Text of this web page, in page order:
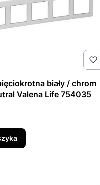
biały / chrom
Valena Life 754035